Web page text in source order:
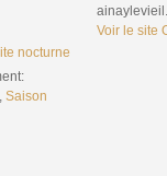
nocturne
Saison
Voir le site